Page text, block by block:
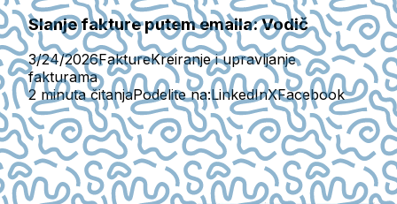
Slanje fakture putem emaila: Vodič
3/24/2026FaktureKreiranje i upravljanje
fakturama
2 minuta čitanjaPodelite na:LinkedInXFacebook